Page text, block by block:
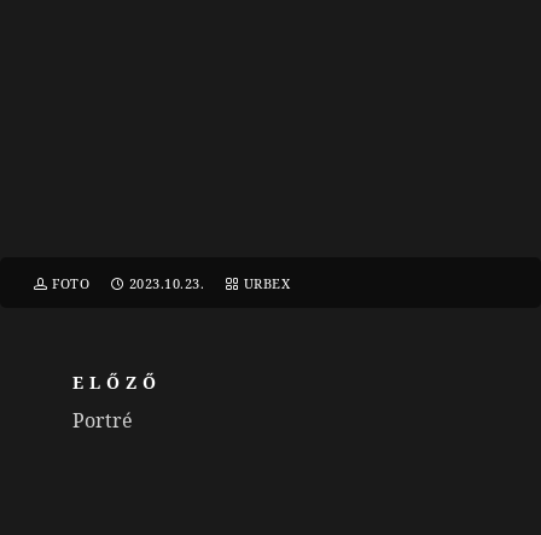
FOTO 2023.10.23. URBEX
ELŐZŐ
Portré